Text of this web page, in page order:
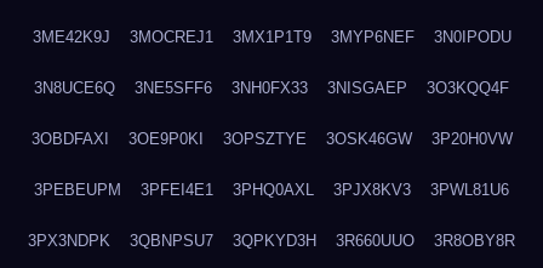
3ME42K9J 3MOCREJ1 3MX1P1T9 3MYP6NEF 3N0IPODU
3N8UCE6Q 3NE5SFF6 3NH0FX33 3NISGAEP 3O3KQQ4F
3OBDFAXI 3OE9P0KI 3OPSZTYE 3OSK46GW 3P20H0VW
3PEBEUPM 3PFEI4E1 3PHQ0AXL 3PJX8KV3 3PWL81U6
3PX3NDPK 3QBNPSU7 3QPKYD3H 3R660UUO 3R8OBY8R